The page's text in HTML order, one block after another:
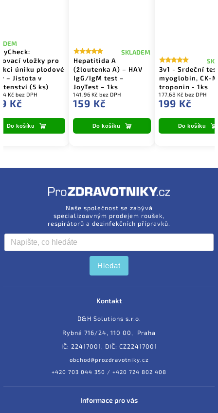
vložky pro
úniku plodové
– Jistota v
(5 ks)
Kč bez DPH
Kč
Do košíku
Hepatitida A
(žloutenka A) – HAV
IgG/IgM test –
JoyTest – 1ks
SKLADEM
141,96 Kč bez DPH
159 Kč
Do košíku
3v1 - Srdeční
myoglobin, CK-
troponin - 1ks
177,68 Kč bez DPH
199 Kč
Do košíku
Naše společnost se zabývá
specializoavným prodejem roušek,
respirátorů a dezinfekčních přípravků.
Hledat
Kontakt
D&H Solutions s.r.o.
Rybná 716/24, 110 00, Praha
IČ: 22417001, DIČ: CZ22417001
obchod@prozdravotniky.cz
+420 703 044 350 / +420 724 802 408
Informace pro vás